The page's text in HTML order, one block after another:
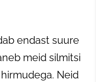
endast suure
meid silmitsi
Neid